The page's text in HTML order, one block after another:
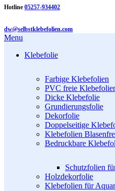
Hotline 05257-934402
dw@selbstklebefolien.com
Menu
Klebefolie
Farbige Klebefolien
PVC freie
Dicke Klebefolie
Grundierungsfolie
Dekorfolie
Doppelseitige
Klebefolien
Bedruckbare
Schutzfolien
Holzdekorfolie
Klebefolien für